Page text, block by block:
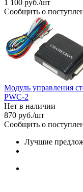
1 100 руб./шт
Сообщить о
Модуль управления
PWC-2
Нет в наличии
870 руб./шт
Сообщить о
Лучшие